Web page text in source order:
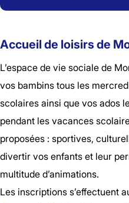
Accueil de loisirs de
L’espace de vie sociale de
vos bambins tous les
scolaires ainsi que vos ados
pendant les vacances
proposées : sportives,
divertir vos enfants et leur
multitude d’animations.
Les inscriptions s’effectuent